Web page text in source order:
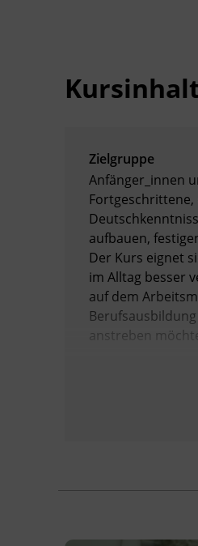
Zielgruppe
Anfänger_innen
Fortgeschrittene,
aufbauen,
Der Kurs eignet
im Alltag besser
auf dem
anstreben
Inhalte
Kompetenzen